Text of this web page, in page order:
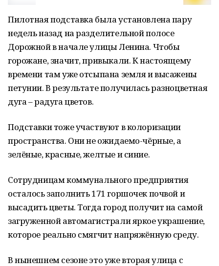
Пилотная подставка была установлена пару
недель назад на разделительной полосе
Дорожной в начале улицы Ленина. Чтобы
горожане, значит, привыкали. К настоящему
времени там уже отсыпана земля и высажены
петунии. В результате получилась разноцветная
дуга – радуга цветов.
Подставки тоже участвуют в колоризации
пространства. Они не ожидаемо-чёрные, а
зелёные, красные, желтые и синие.
Сотрудницам коммунального предприятия
осталось заполнить 171 горшочек почвой и
высадить цветы. Тогда город получит на самой
загруженной автомагистрали яркое украшение,
которое реально смягчит напряжённую среду.
В нынешнем сезоне это уже вторая улица с